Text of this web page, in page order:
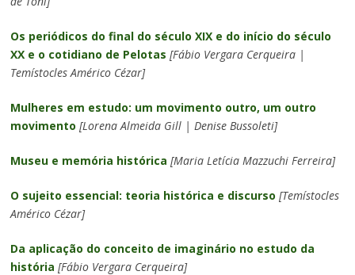
Os periódicos do final do século XIX e do início do século
XX e o cotidiano de Pelotas [Fábio Vergara Cerqueira |
Temístocles Américo Cézar]
Mulheres em estudo: um movimento outro, um outro
movimento [Lorena Almeida Gill | Denise Bussoleti]
Museu e memória histórica [Maria Letícia Mazzuchi Ferreira]
O sujeito essencial: teoria histórica e discurso [Temístocles
Américo Cézar]
Da aplicação do conceito de imaginário no estudo da
história [Fábio Vergara Cerqueira]